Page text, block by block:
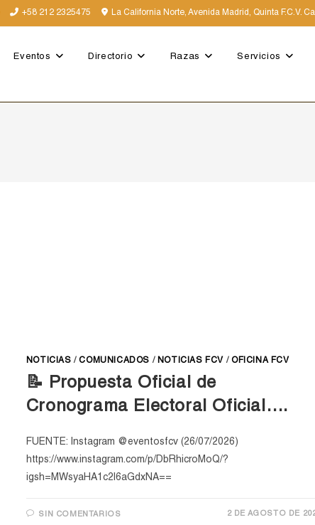
+58 212 2325475 La California Norte, Avenida Madrid, Quinta F.C.V.
Eventos Directorio Razas Servicios
NOTICIAS /COMUNICADOS / NOTICIAS FCV / OFICINA FCV
📝 Propuesta Oficial de
Cronograma Electoral Oficial….
FUENTE: Instagram @eventosfcv (26/07/2026)
https://www.instagram.com/p/DbRhicroMoQ/?
igsh=MWsyaHA1c2l6aGdxNA==
SIN COMENTARIOS 2 DE AGOSTO DE